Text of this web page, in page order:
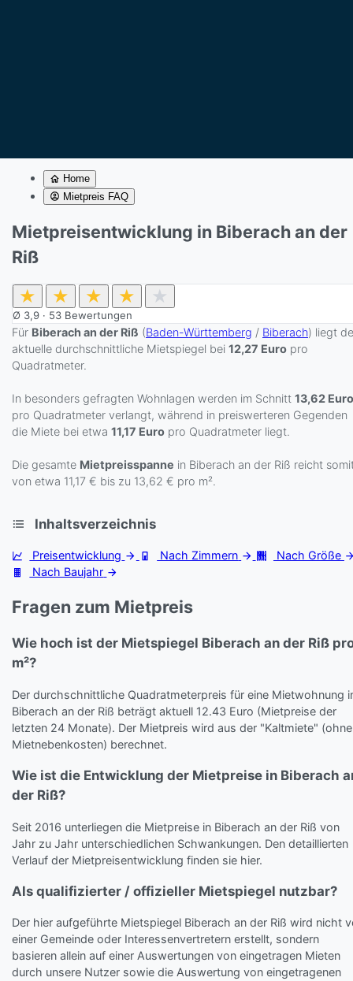
Home
Mietpreis FAQ
Mietpreisentwicklung in Biberach an der
Riß
★ ★ ★ ★ ★
Ø 3,9 · 53 Bewertungen
Für Biberach an der Riß (Baden-Württemberg / Biberach) liegt
aktuelle durchschnittliche Mietspiegel bei 12,27 Euro pro
Quadratmeter.
In besonders gefragten Wohnlagen werden im Schnitt 13,62 Euro
pro Quadratmeter verlangt, während in preiswerteren Gegenden
die Miete bei etwa 11,17 Euro pro Quadratmeter liegt.
Die gesamte Mietpreisspanne in Biberach an der Riß reicht
von etwa 11,17 € bis zu 13,62 € pro m².
Inhaltsverzeichnis
Preisentwicklung Nach Zimmern
Nach Größe
Nach Baujahr
Fragen zum Mietpreis
Wie hoch ist der Mietspiegel Biberach an der Riß
m²?
Der durchschnittliche Quadratmeterpreis für eine Mietwohnung
Biberach an der Riß beträgt aktuell 12.43 Euro (Mietpreise der
letzten 24 Monate). Der Mietpreis wird aus der "Kaltmiete" (ohne
Mietnebenkosten) berechnet.
Wie ist die Entwicklung der Mietpreise in Biberach
der Riß?
Seit 2016 unterliegen die Mietpreise in Biberach an der Riß von
Jahr zu Jahr unterschiedlichen Schwankungen. Den detaillierten
Verlauf der Mietpreisentwicklung finden sie hier.
Als qualifizierter / offizieller Mietspiegel nutzbar?
Der hier aufgeführte Mietspiegel Biberach an der Riß wird nicht
einer Gemeinde oder Interessenvertretern erstellt, sondern
basieren allein auf einer Auswertungen von eingetragen Mieten
durch unsere Nutzer sowie die Auswertung von eingetragenen